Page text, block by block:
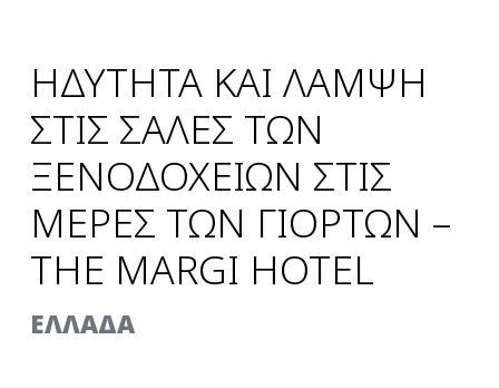
ΗΔΥΤΗΤΑ ΚΑΙ ΛΑΜΨΗ
ΣΤΙΣ ΣΑΛΕΣ ΤΩΝ
ΞΕΝΟΔΟΧΕΙΩΝ ΣΤΙΣ
ΜΕΡΕΣ ΤΩΝ ΓΙΟΡΤΩΝ –
THE MARGI HOTEL
ΕΛΛΑΔΑ